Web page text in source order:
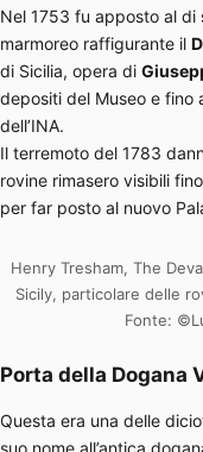
Nel 1753 fu apposto al di
marmoreo raffigurante il
di Sicilia, opera di
depositi del Museo e fino
dell’INA.
Il terremoto del 1783
rovine rimasero visibili
per far posto al nuovo
Henry Tresham, The
Sicily, particolare delle
Fonte:
Porta della Dogana
Questa era una delle
suo nome all’antica